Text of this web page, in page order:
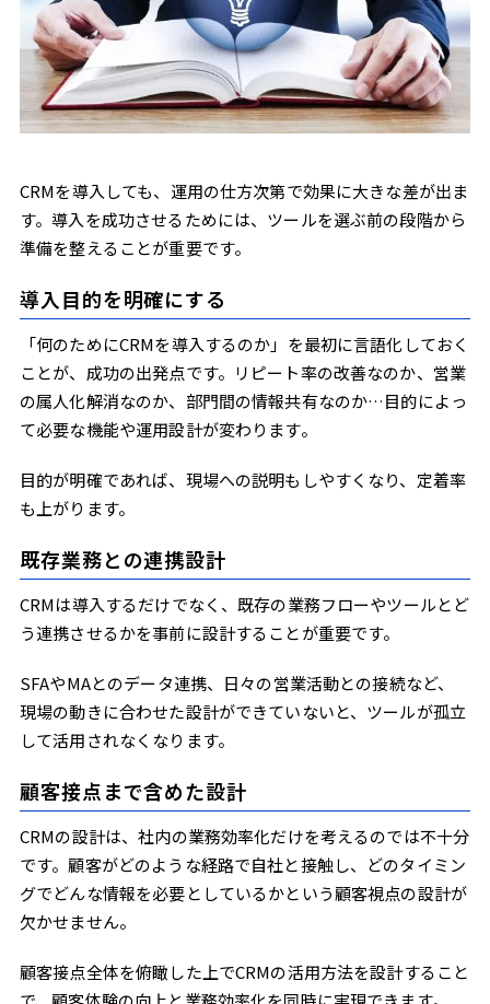
CRMを導入しても、運用の仕方次第で効果に大きな差が出ま
す。導入を成功させるためには、ツールを選ぶ前の段階から
準備を整えることが重要です。
導入目的を明確にする
「何のためにCRMを導入するのか」を最初に言語化しておく
ことが、成功の出発点です。リピート率の改善なのか、営業
の属人化解消なのか、部門間の情報共有なのか…目的によっ
て必要な機能や運用設計が変わります。
目的が明確であれば、現場への説明もしやすくなり、定着率
も上がります。
既存業務との連携設計
CRMは導入するだけでなく、既存の業務フローやツールとど
う連携させるかを事前に設計することが重要です。
SFAやMAとのデータ連携、日々の営業活動との接続など、
現場の動きに合わせた設計ができていないと、ツールが孤立
して活用されなくなります。
顧客接点まで含めた設計
CRMの設計は、社内の業務効率化だけを考えるのでは不十分
です。顧客がどのような経路で自社と接触し、どのタイミン
グでどんな情報を必要としているかという顧客視点の設計が
欠かせません。
顧客接点全体を俯瞰した上でCRMの活用方法を設計すること